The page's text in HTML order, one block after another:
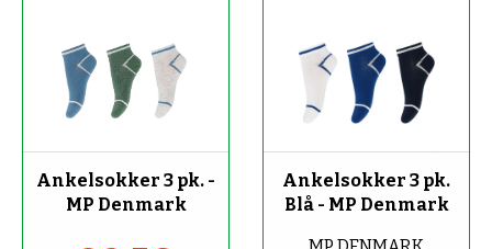
Ankelsokker 3 pk. -
MP Denmark
Ankelsokker 3 pk.
Blå - MP Denmark